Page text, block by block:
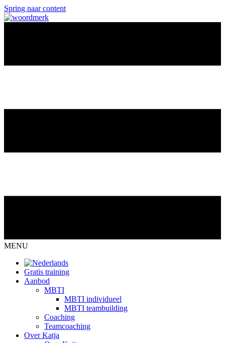
Spring naar content
MENU
Gratis training
Aanbod
MBTI
MBTI individueel
MBTI teambuilding
Coaching
Teamcoaching
Over Katja